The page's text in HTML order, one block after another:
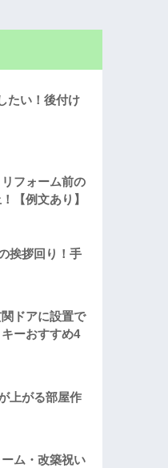
たい！後付け
リフォーム前の
【例文あり】
挨拶回り！手
関ドアに設置で
ーおすすめ4
上がる部屋作
ーム・改築祝い